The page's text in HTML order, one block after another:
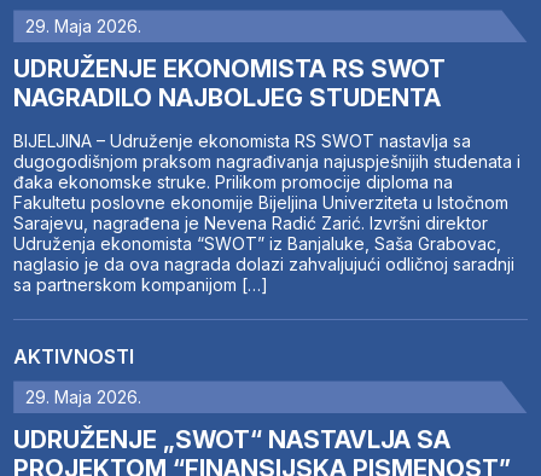
29. Maja 2026.
UDRUŽENJE EKONOMISTA RS SWOT
NAGRADILO NAJBOLJEG STUDENTA
BIJELJINA – Udruženje ekonomista RS SWOT nastavlja sa
dugogodišnjom praksom nagrađivanja najuspješnijih studenata i
đaka ekonomske struke. Prilikom promocije diploma na
Fakultetu poslovne ekonomije Bijeljina Univerziteta u Istočnom
Sarajevu, nagrađena je Nevena Radić Zarić. Izvršni direktor
Udruženja ekonomista “SWOT” iz Banjaluke, Saša Grabovac,
naglasio je da ova nagrada dolazi zahvaljujući odličnoj saradnji
sa partnerskom kompanijom […]
AKTIVNOSTI
29. Maja 2026.
UDRUŽENJE „SWOT“ NASTAVLJA SA
PROJEKTOM “FINANSIJSKA PISMENOST”